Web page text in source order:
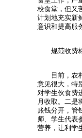
校食堂，但又
计划地充实新
意识和提高服
规范收费标
目前，农村
意见很大，特
对学生伙食费
月收取。二是
账钱分开，管
师、学生代表
营养，让利学